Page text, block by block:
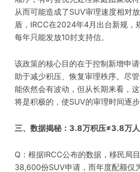
从而可能造成了SUV审理速度相对
盾，IRCC在2024年4月出台新规，
每年只能发放10封支持信。
该政策的核心目的在于控制新增申
助于减少积压、恢复审理秩序。尽
能依然会有波动，但从长期来看，
将是积极的，使SUV的审理时间逐步
三、数据揭秘：3.8万积压≠3.8万
Q：根据IRCC公布的数据，移民局
38,600份SUV申请，而年度配额仅